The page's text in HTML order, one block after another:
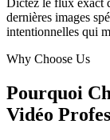
dernières images
intentionnelles qui
Why Choose Us
Pourquoi
Vidéo